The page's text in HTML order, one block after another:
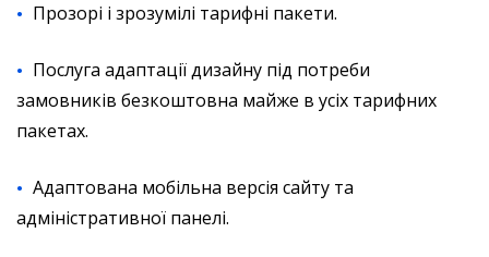
Прозорі і зрозумілі тарифні пакети.
Послуга адаптації дизайну під потреби
замовників безкоштовна майже в усіх тарифних
пакетах.
Адаптована мобільна версія сайту та
адміністративної панелі.